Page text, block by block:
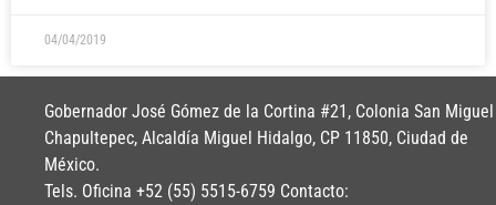
04/04/2019
Gobernador José Gómez de la Cortina #21, Colonia San Miguel
Chapultepec, Alcaldía Miguel Hidalgo, CP 11850, Ciudad de
México.
Tels. Oficina +52 (55) 5515-6759 Contacto: